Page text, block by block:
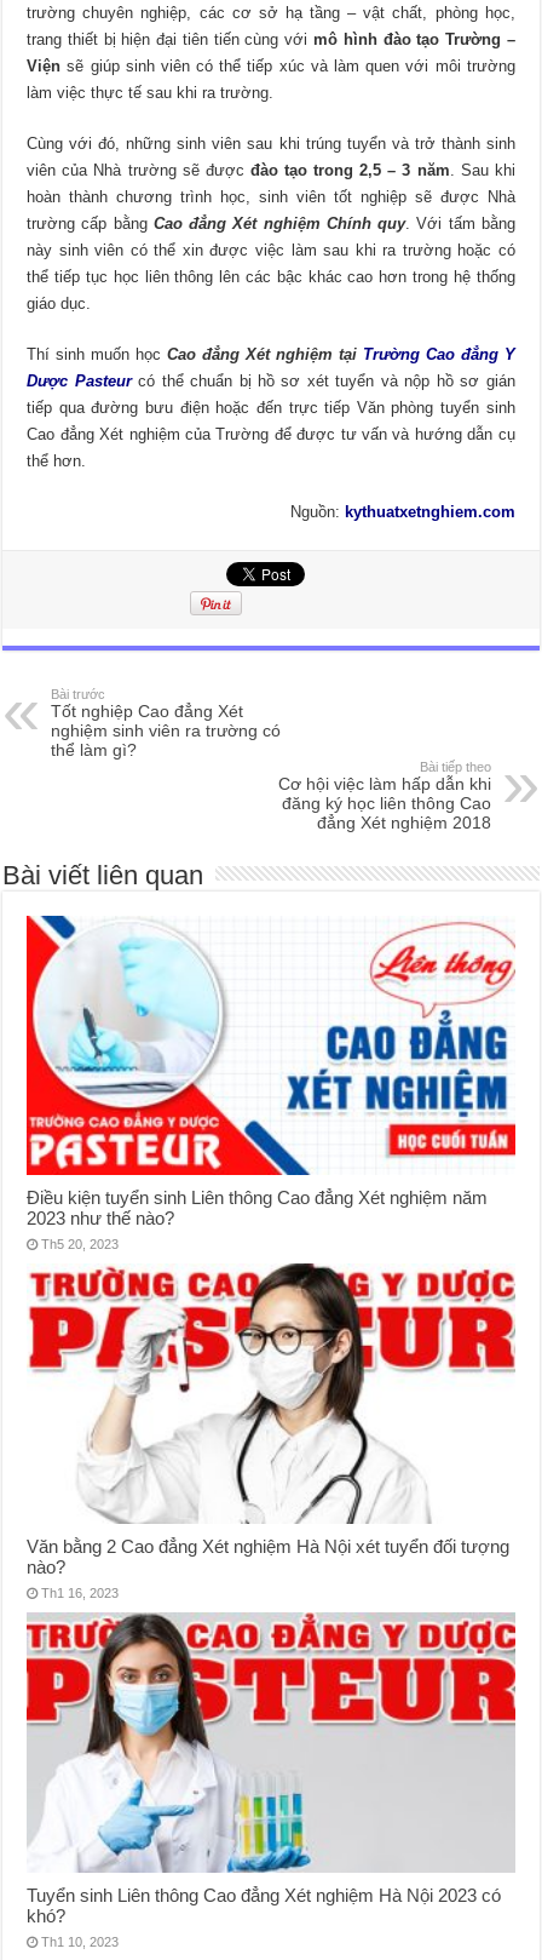
trường chuyên nghiệp, các cơ sở hạ tầng – vật chất, phòng học,
trang thiết bị hiện đại tiên tiến cùng với mô hình đào tạo Trường –
Viện sẽ giúp sinh viên có thể tiếp xúc và làm quen với môi trường
làm việc thực tế sau khi ra trường.
Cùng với đó, những sinh viên sau khi trúng tuyển và trở thành sinh
viên của Nhà trường sẽ được đào tạo trong 2,5 – 3 năm . Sau khi
hoàn thành chương trình học, sinh viên tốt nghiệp sẽ được Nhà
trường cấp bằng Cao đẳng Xét nghiệm Chính quy. Với tấm bằng
này sinh viên có thể xin được việc làm sau khi ra trường hoặc có
thể tiếp tục học liên thông lên các bậc khác cao hơn trong hệ thống
giáo dục.
Thí sinh muốn họcCao đẳng Xét nghiệm tại Trường Cao đẳng Y
Dược Pasteur có thể chuẩn bị hồ sơ xét tuyển và nộp hồ sơ gián
tiếp qua đường bưu điện hoặc đến trực tiếp Văn phòng tuyển sinh
Cao đẳng Xét nghiệm của Trường để được tư vấn và hướng dẫn cụ
thể hơn.
Nguồn: kythuatxetnghiem.com
Bài trước
Tốt nghiệp Cao đẳng Xét
nghiệm sinh viên ra trường có
thể làm gì?
Bài tiếp theo
Cơ hội việc làm hấp dẫn khi
đăng ký học liên thông Cao
đẳng Xét nghiệm 2018
Bài viết liên quan
Điều kiện tuyển sinh Liên thông Cao đẳng Xét nghiệm năm
2023 như thế nào?
Th5 20, 2023
Văn bằng 2 Cao đẳng Xét nghiệm Hà Nội xét tuyển đối tượng
nào?
Th1 16, 2023
Tuyển sinh Liên thông Cao đẳng Xét nghiệm Hà Nội 2023 có
khó?
Th1 10, 2023